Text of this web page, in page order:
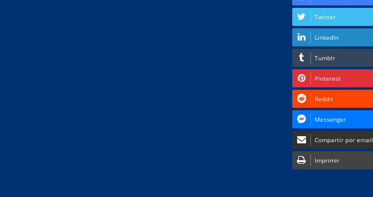
Twitter
LinkedIn
Tumblr
Pinterest
Reddit
Messenger
Compartir por email
Imprimir